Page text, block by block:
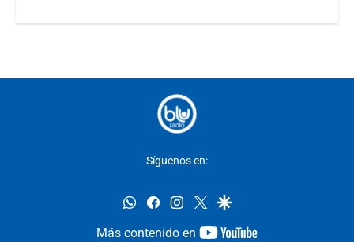
Síguenos en:
whatsappfacebookinstagram
twittergoogle
Más contenido en
youtube-